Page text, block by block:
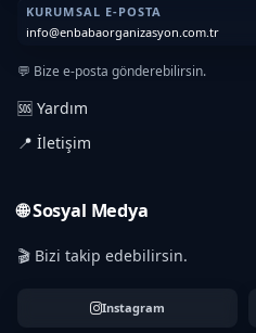
KURUMSAL E-POSTA
info@enbabaorganizasyon.com.tr
💬 Bize e-posta gönderebilirsin.
🆘 Yardım
📍 İletişim
🌐 Sosyal Medya
🎬 Bizi takip edebilirsin.
Instagram